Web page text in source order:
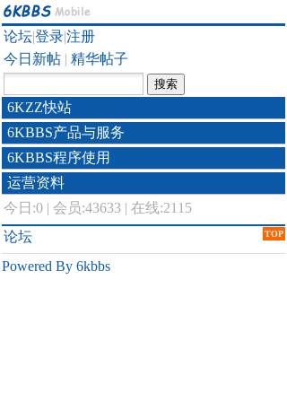
论坛|登录|注册
今日新帖 | 精华帖子
6KZZ快站
6KBBS产品与服务
6KBBS程序使用
运营资料
今日:0 | 会员:43633 | 在线:2115
TOP
论坛
Powered By 6kbbs